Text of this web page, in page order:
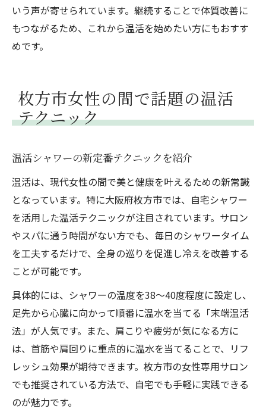
いう声が寄せられています。継続することで体質改善に
もつながるため、これから温活を始めたい方にもおすす
めです。
枚方市女性の間で話題の温活
テクニック
温活シャワーの新定番テクニックを紹介
温活は、現代女性の間で美と健康を叶えるための新常識
となっています。特に大阪府枚方市では、自宅シャワー
を活用した温活テクニックが注目されています。サロン
やスパに通う時間がない方でも、毎日のシャワータイム
を工夫するだけで、全身の巡りを促進し冷えを改善する
ことが可能です。
具体的には、シャワーの温度を38〜40度程度に設定し、
足先から心臓に向かって順番に温水を当てる「末端温活
法」が人気です。また、肩こりや疲労が気になる方に
は、首筋や肩回りに重点的に温水を当てることで、リフ
レッシュ効果が期待できます。枚方市の女性専用サロン
でも推奨されている方法で、自宅でも手軽に実践できる
のが魅力です。